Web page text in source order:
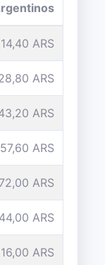
14,40 ARS
ARS
ARS
57,60 ARS
72,00 ARS
ARS
ARS